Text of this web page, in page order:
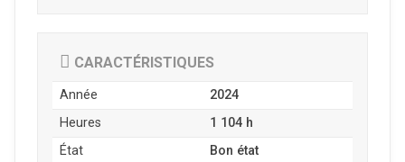
CARACTÉRISTIQUES
Année
2024
Heures
1 104 h
État
Bon état